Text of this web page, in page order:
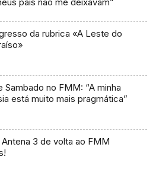
pais não me deixavam”
da rubrica «A Leste do
Sambado no FMM: “A minha
está muito mais pragmática”
Antena 3 de volta ao FMM